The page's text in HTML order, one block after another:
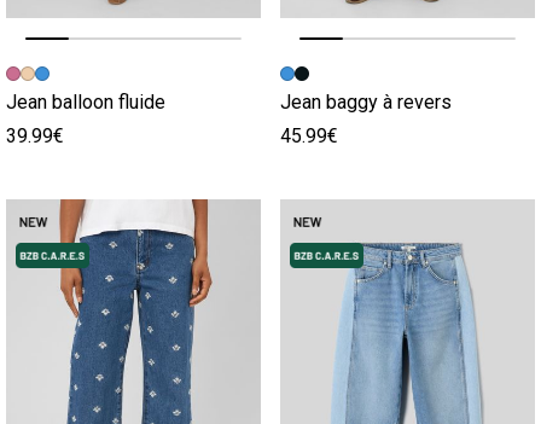
Image précédente
Image suivante
Jean balloon fluide
39.99€
Image précédente
Image suivante
Jean baggy à revers
45.99€